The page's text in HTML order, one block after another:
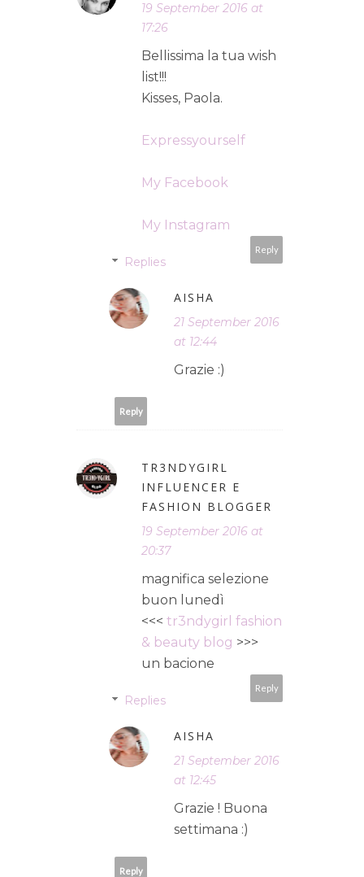
19 September 2016 at
17:26
Bellissima la tua wish
list!!!
Kisses, Paola.
Expressyourself
My Facebook
My Instagram
Reply
Replies
AISHA
21 September 2016
at 12:44
Grazie :)
Reply
TR3NDYGIRL
INFLUENCER E
FASHION BLOGGER
19 September 2016 at
20:37
magnifica selezione
buon lunedì
<<< tr3ndygirl fashion
& beauty blog >>>
un bacione
Reply
Replies
AISHA
21 September 2016
at 12:45
Grazie ! Buona
settimana :)
Reply